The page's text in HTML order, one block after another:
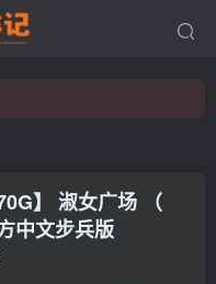
fabuye/
fabuye/
】 淑女广场 （
中文步兵版